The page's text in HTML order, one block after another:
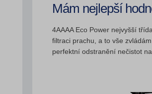
Mám nejlepší
4AAAA Eco Power nejvyšší
filtraci prachu, a to vše
perfektní odstranění nečistot